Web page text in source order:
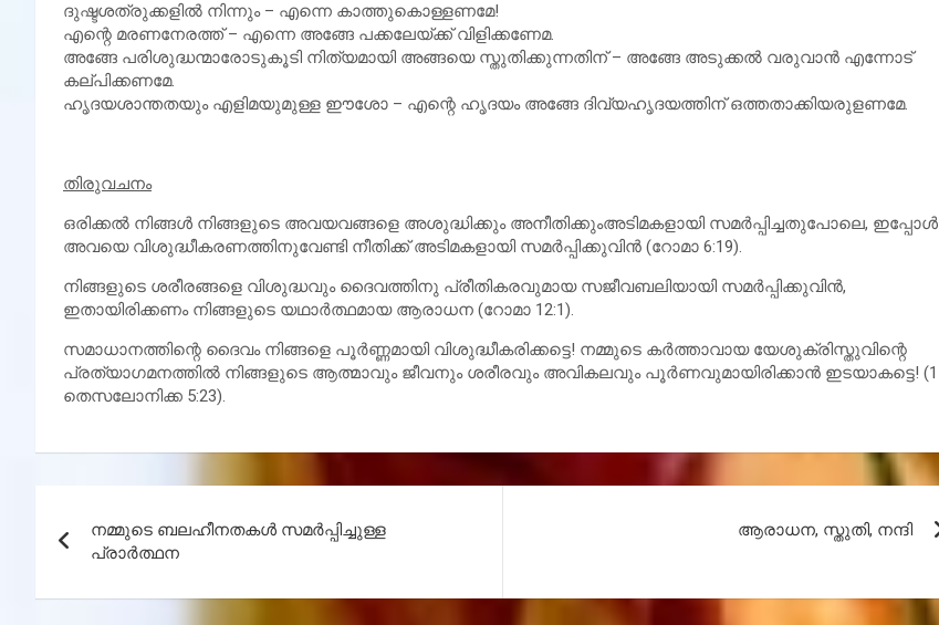
ദുഷ്ടശത്രുക്കളില്‍ നിന്നും – എന്നെ കാത്തുകൊള്ളണമേ!
എന്റെ മരണനേരത്ത് – എന്നെ അങ്ങേ പക്കലേയ്ക്ക് വിളിക്കണേമ.
അങ്ങേ പരിശുദ്ധന്മാരോടുകൂടി നിത്യമായി അങ്ങയെ സ്തുതിക്കുന്നതിന് – അങ്ങേ അടുക്കല്‍ വരുവാന്‍ എന്നോട്
കല്പിക്കണമേ.
ഹൃദയശാന്തതയും എളിമയുമുള്ള ഈശോ – എന്റെ ഹൃദയം അങ്ങേ ദിവ്യഹൃദയത്തിന് ഒത്തതാക്കിയരുളണമേ.
തിരുവചനം
ഒരിക്കല്‍ നിങ്ങള്‍ നിങ്ങളുടെ അവയവങ്ങളെ അശുദ്ധിക്കും അനീതിക്കുംഅടിമകളായി സമര്‍പ്പിച്ചതുപോലെ, ഇപ്പോള്‍
അവയെ വിശുദ്ധീകരണത്തിനുവേണ്ടി നീതിക്ക് അടിമകളായി സമര്‍പ്പിക്കുവിന്‍ (റോമാ 6:19).
നിങ്ങളുടെ ശരീരങ്ങളെ വിശുദ്ധവും ദൈവത്തിനു പ്രീതികരവുമായ സജീവബലിയായി സമര്‍പ്പിക്കുവിന്‍,
ഇതായിരിക്കണം നിങ്ങളുടെ യഥാര്‍ത്ഥമായ ആരാധന (റോമാ 12:1).
സമാധാനത്തിന്റെ ദൈവം നിങ്ങളെ പൂര്‍ണ്ണമായി വിശുദ്ധീകരിക്കട്ടെ! നമ്മുടെ കര്‍ത്താവായ യേശുക്രിസ്തുവിന്റെ
പ്രത്യാഗമനത്തില്‍ നിങ്ങളുടെ ആത്മാവും ജീവനും ശരീരവും അവികലവും പൂര്‍ണവുമായിരിക്കാന്‍ ഇടയാകട്ടെ! (1
തെസലോനിക്ക 5:23).
navigation
നമ്മുടെ ബലഹീനതകള്‍ സമര്‍പ്പിച്ചുള്ള
പ്രാര്‍ത്ഥന
ആരാധന, സ്തുതി, നന്ദി